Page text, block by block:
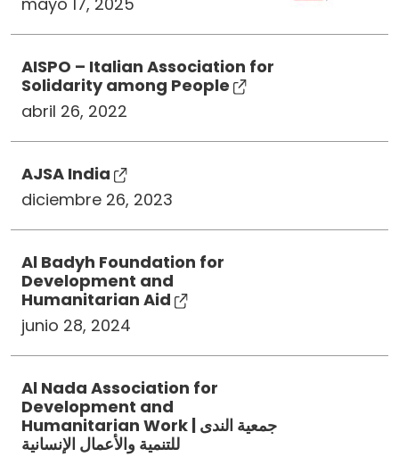
AISPO – Italian Association for
Solidarity among People
abril 26, 2022
AJSA India
diciembre 26, 2023
Al Badyh Foundation for
Development and
Humanitarian Aid
junio 28, 2024
Al Nada Association for
Development and
Humanitarian Work | جمعية الندى
للتنمية والأعمال الإنسانية